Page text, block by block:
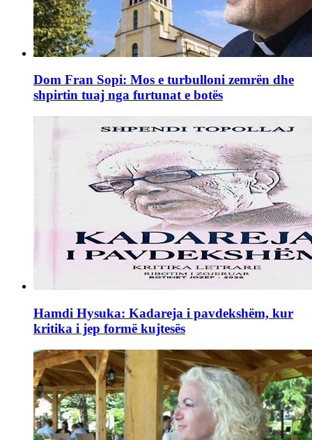
Dom Fran Sopi: Mos e turbulloni zemrën dhe
shpirtin tuaj nga furtunat e botës
Hamdi Hysuka: Kadareja i pavdekshëm, kur
kritika i jep formë kujtesës